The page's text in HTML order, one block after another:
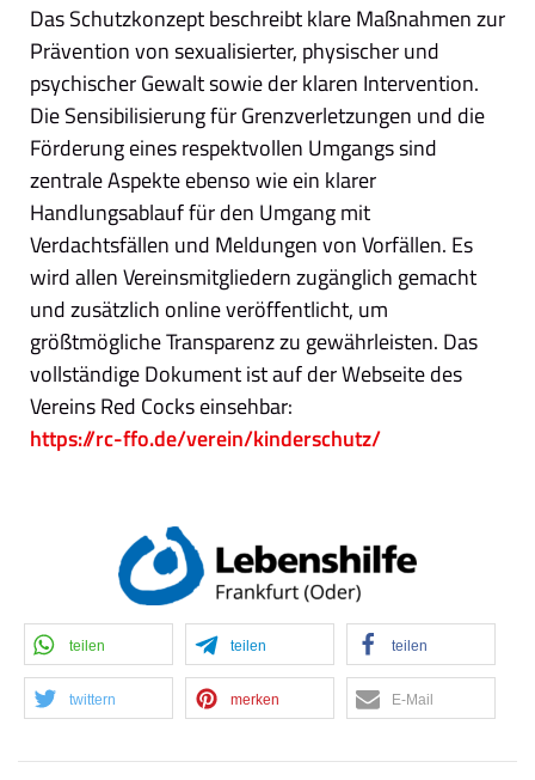
Das Schutzkonzept beschreibt klare Maßnahmen zur
Prävention von sexualisierter, physischer und
psychischer Gewalt sowie der klaren Intervention.
Die Sensibilisierung für Grenzverletzungen und die
Förderung eines respektvollen Umgangs sind
zentrale Aspekte ebenso wie ein klarer
Handlungsablauf für den Umgang mit
Verdachtsfällen und Meldungen von Vorfällen. Es
wird allen Vereinsmitgliedern zugänglich gemacht
und zusätzlich online veröffentlicht, um
größtmögliche Transparenz zu gewährleisten. Das
vollständige Dokument ist auf der Webseite des
Vereins Red Cocks einsehbar:
https://rc-ffo.de/verein/kinderschutz/
teilen teilen teilen
twittern merken E-Mail